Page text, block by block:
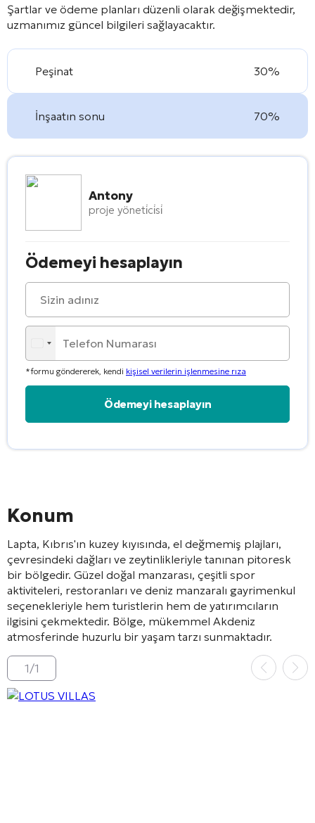
Şartlar ve ödeme planları düzenli olarak değişmektedir,
uzmanımız güncel bilgileri sağlayacaktır.
Peşinat 30%
İnşaatın sonu 70%
Antony
proje yöneti̇ci̇si̇
Ödemeyi hesaplayın
*formu göndererek, kendi kişisel verilerin işlenmesine rıza
Konum
Lapta, Kıbrıs'ın kuzey kıyısında, el değmemiş plajları,
çevresindeki dağları ve zeytinlikleriyle tanınan pitoresk
bir bölgedir. Güzel doğal manzarası, çeşitli spor
aktiviteleri, restoranları ve deniz manzaralı gayrimenkul
seçenekleriyle hem turistlerin hem de yatırımcıların
ilgisini çekmektedir. Bölge, mükemmel Akdeniz
atmosferinde huzurlu bir yaşam tarzı sunmaktadır.
1/1